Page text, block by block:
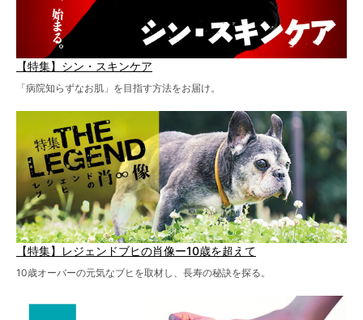
【特集】シン・スキンケア
「病院知らずなお肌」を目指す方法をお届け。
【特集】レジェンドブヒの肖像ー10歳を超えて
10歳オーバーの元気なブヒを取材し、長寿の秘訣を探る。